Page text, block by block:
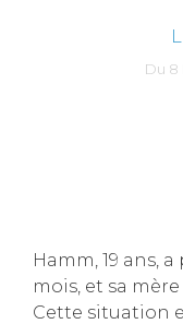
Du 8
Hamm, 19 ans,
mois, et sa
Cette situation